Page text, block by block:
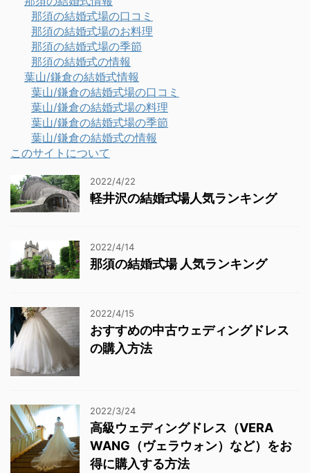
那須の結婚式場の口コミ
那須の結婚式場のお料理
那須の結婚式場の季節
那須の結婚式の情報
葉山/鎌倉の結婚式情報
葉山/鎌倉の結婚式場の口コミ
葉山/鎌倉の結婚式場の料理
葉山/鎌倉の結婚式場の季節
葉山/鎌倉の結婚式の情報
このサイトについて
2022/4/22
軽井沢の結婚式場人気ランキング
2022/4/14
那須の結婚式場 人気ランキング
2022/4/15
おすすめの中古ウェディングドレス
の購入方法
2022/3/24
高級ウェディングドレス（VERA
WANG（ヴェラウォン）など）をお
得に購入する方法